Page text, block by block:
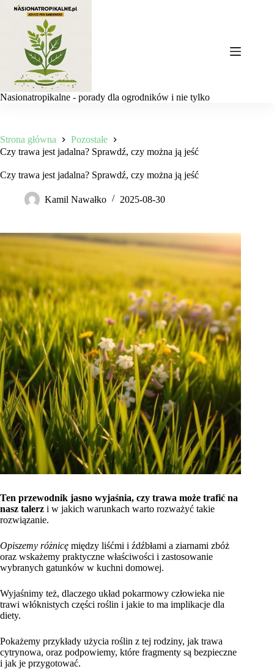
Przejdź
Nasionatropikalne - porady dla ogrodników i nie tylko
Strona główna
Pozostałe
Czy trawa jest jadalna? Sprawdź, czy można ją jeść
Czy trawa jest jadalna? Sprawdź, czy można ją jeść
Kamil Nawałko 2025-08-30
Ten przewodnik jasno wyjaśnia, czy trawa może trafić na
nasz talerz i w jakich warunkach warto rozważyć takie
rozwiązanie.
Opiszemy różnicę między liśćmi i źdźbłami a ziarnami zbóż
oraz wskażemy praktyczne właściwości i zastosowanie
wybranych gatunków w kuchni domowej.
Wyjaśnimy też, dlaczego układ pokarmowy człowieka nie
trawi włóknistych części roślin i jakie to ma implikacje dla
diety.
Pokażemy przykłady użycia roślin z tej rodziny, jak trawa
cytrynowa, oraz podpowiemy, które fragmenty są bezpieczne
i jak je przygotować.